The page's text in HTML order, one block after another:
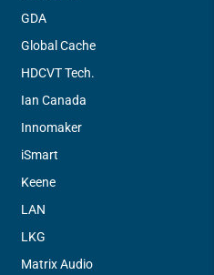
GDA
Global Cache
HDCVT Tech.
Ian Canada
Innomaker
iSmart
Keene
LAN
LKG
Matrix Audio